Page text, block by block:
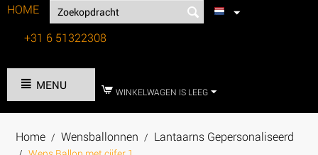
HOME
+31 6 51322308
MENU WINKELWAGEN IS LEEG
Home / Wensballonnen / Lantaarns Gepersonaliseerd